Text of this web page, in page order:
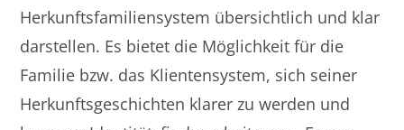
Herkunftsfamiliensystem übersichtlich und klar
darstellen. Es bietet die Möglichkeit für die
Familie bzw. das Klientensystem, sich seiner
Herkunftsgeschichten klarer zu werden und